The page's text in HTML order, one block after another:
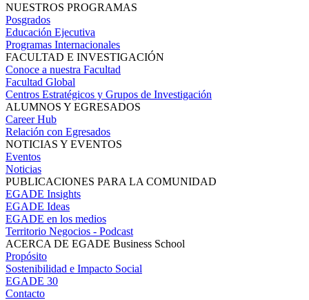
NUESTROS PROGRAMAS
Posgrados
Educación Ejecutiva
Programas Internacionales
FACULTAD E INVESTIGACIÓN
Conoce a nuestra Facultad
Facultad Global
Centros Estratégicos y Grupos de Investigación
ALUMNOS Y EGRESADOS
Career Hub
Relación con Egresados
NOTICIAS Y EVENTOS
Eventos
Noticias
PUBLICACIONES PARA LA COMUNIDAD
EGADE Insights
EGADE Ideas
EGADE en los medios
Territorio Negocios - Podcast
ACERCA DE EGADE Business School
Propósito
Sostenibilidad e Impacto Social
EGADE 30
Contacto